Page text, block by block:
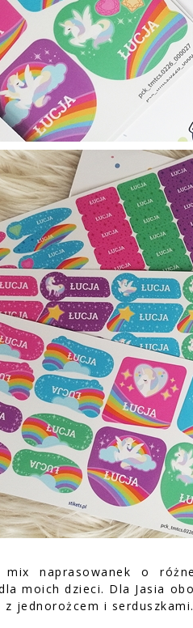
mix naprasowanek o
moich dzieci. Dla Jasia
z jednorożcem i serduszkami.